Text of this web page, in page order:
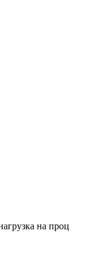
на проц